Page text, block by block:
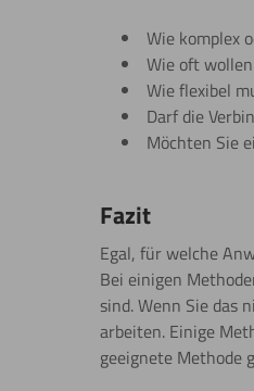
Wie komplex
Wie oft
Wie flexibel
Darf die
Möchten Sie
Fazit
Egal, für welche
Bei einigen
sind. Wenn Sie das
arbeiten. Einige
geeignete Methode